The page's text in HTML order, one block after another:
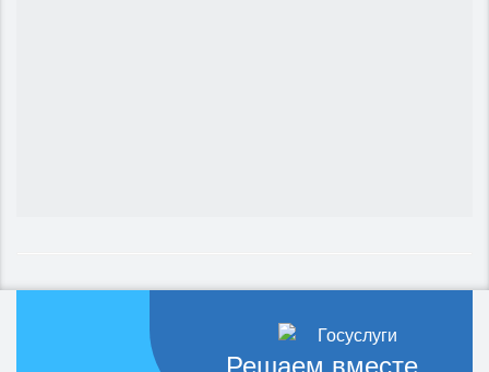
Решаем вместе